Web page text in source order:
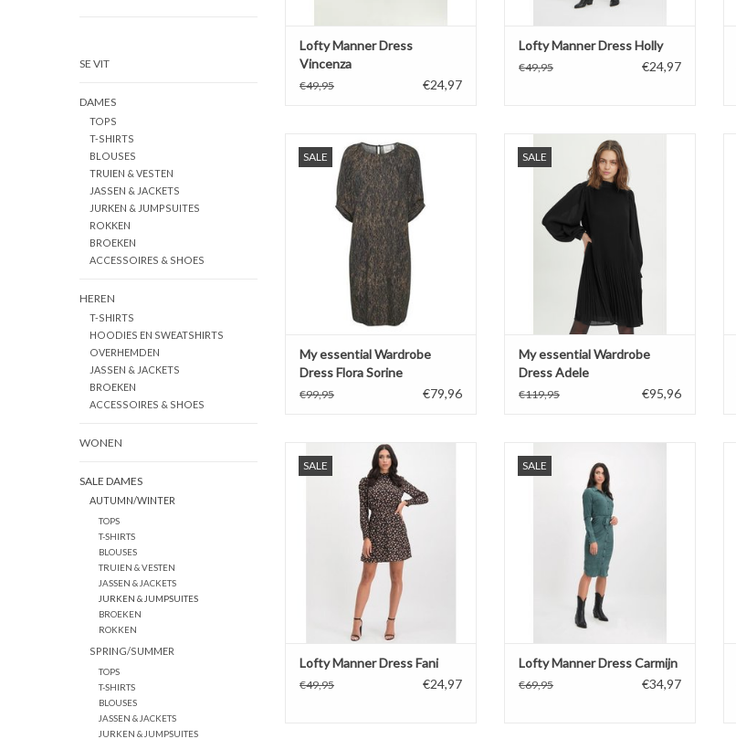
SE VIT
DAMES
TOPS
T-SHIRTS
BLOUSES
TRUIEN & VESTEN
JASSEN & JACKETS
JURKEN & JUMPSUITES
ROKKEN
BROEKEN
ACCESSOIRES & SHOES
HEREN
T-SHIRTS
HOODIES EN SWEATSHIRTS
OVERHEMDEN
JASSEN & JACKETS
BROEKEN
ACCESSOIRES & SHOES
WONEN
SALE DAMES
AUTUMN/WINTER
TOPS
T-SHIRTS
BLOUSES
TRUIEN & VESTEN
JASSEN & JACKETS
JURKEN & JUMPSUITES
BROEKEN
ROKKEN
SPRING/SUMMER
TOPS
T-SHIRTS
BLOUSES
JASSEN & JACKETS
JURKEN & JUMPSUITES
Lofty Manner Dress
Vincenza
€49,95 €24,97
Lofty Manner Dress Holly
€49,95 €24,97
SALE
My essential Wardrobe Dress Flora
Sorine
TOEVOEGEN AAN WINKELWAGEN
My essential Wardrobe
Dress Flora Sorine
€99,95 €79,96
SALE
My essential Wardrobe Dress
Adele
My essential Wardrobe
Dress Adele
€119,95 €95,96
SALE
Lofty Manner Dress Fani
TOEVOEGEN AAN WINKELWAGEN
Lofty Manner Dress Fani
€49,95 €24,97
SALE
TOEVOEGEN AAN WINKELWAGEN
Lofty Manner Dress Carmijn
€69,95 €34,97